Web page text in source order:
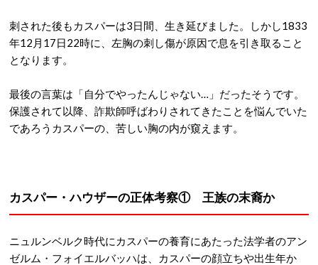
刺された後もカスパーは3日間、生き延びました。しかし1833
年12月17日22時に、左胸の刺し傷が原因で息を引き取ること
となります。
最後の言葉は「自分でやったんじゃない…」だったそうです。
保護されて以降、詐欺師呼ばわりされてきたことを悩んでいた
であろうカスパーの、苦しい胸の内が窺えます。
カスパー・ハウザーの正体考察① 王族の末裔か
ニュルンベルク時代にカスパーの養育にあたった法学者のアン
ゼルム・フォイエルバッハは、カスパーの顔立ちや出生年か